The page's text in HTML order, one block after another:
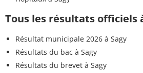
Tous les résultats officiels
Résultat municipale 2026 à Sagy
Résultats du bac à Sagy
Résultats du brevet à Sagy